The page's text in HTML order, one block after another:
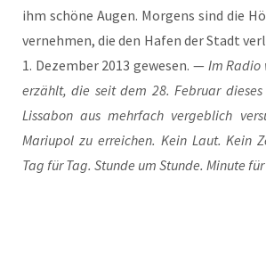
ihm schö­ne Augen. Mor­gens sind die
ver­neh­men, die den Hafen der Stadt
1. Dezem­ber 2013 gewe­sen. — Im Radio
erzählt, die seit dem 28. Febru­ar
Lis­sa­bon aus mehr­fach ver­geb­lich
Mariu­pol zu errei­chen. Kein Laut. Kein
Tag für Tag. Stun­de um Stun­de. Minu­te